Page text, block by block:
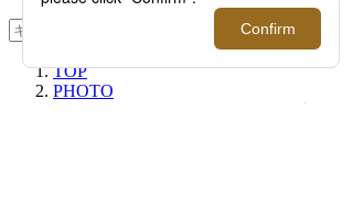
検索
TOP
PHOTO